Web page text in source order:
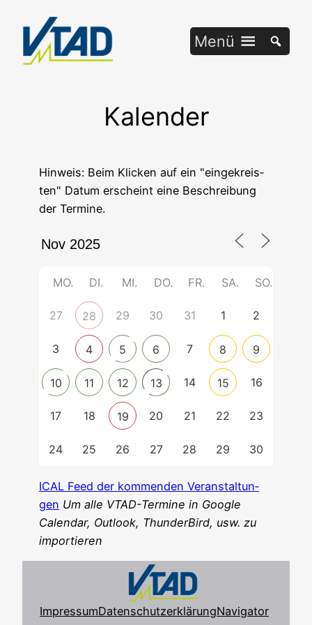
springen
Menü
Kalender
Hin­weis: Beim Kli­cken auf ein "ein­ge­kreis­
ten" Datum erscheint eine Beschrei­bung
der Termine.
MO. DI. MI. DO. FR. SA. SO.
27 28 29 30 31 1 2
3 4 5 6 7 8 9
10 11 12 13 14 15 16
17 18 19 20 21 22 23
24 25 26 27 28 29 30
ICAL Feed der kom­men­den Ver­an­stal­tun­
gen Um alle VTAD-Ter­mi­ne in Goog­le
Calen­dar, Out­look, Thun­der­Bird, usw. zu
importieren
ImpressumDatenschutzerklärungNavigator